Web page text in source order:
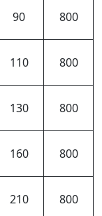
90 800
110 800
130 800
160 800
210 800